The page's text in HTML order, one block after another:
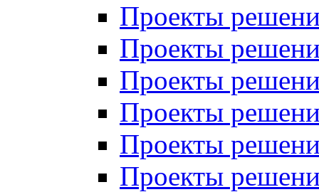
Проекты
Проекты
Проекты
Проекты
Проекты
Проекты